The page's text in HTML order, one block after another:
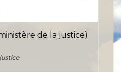
de la justice)